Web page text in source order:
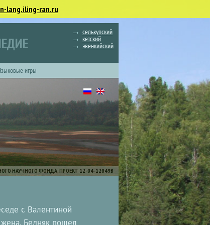
lang.iling-ran.ru
селькупский
кетский
эвенкийский
игры
НАУЧНОГО ФОНДА, ПРОЕКТ 12-04-12049В
с Валентиной
жена. Бедняк пошел